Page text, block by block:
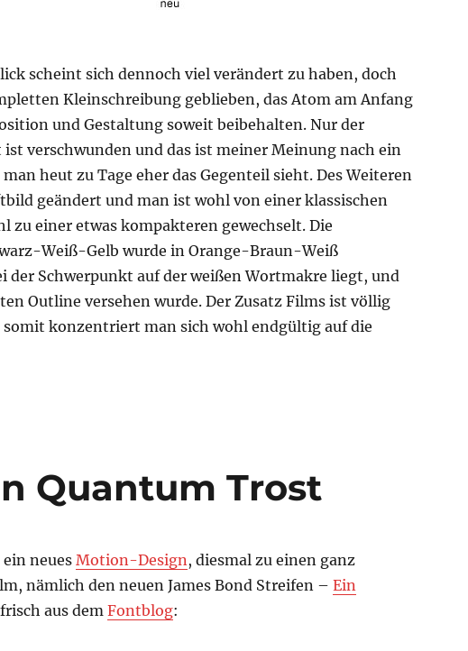
scheint sich dennoch viel verändert zu haben, doch
Kleinschreibung geblieben, das Atom am Anfang
und Gestaltung soweit beibehalten. Nur der
verschwunden und das ist meiner Meinung nach ein
heut zu Tage eher das Gegenteil sieht. Des Weiteren
geändert und man ist wohl von einer klassischen
zu einer etwas kompakteren gewechselt. Die
Weiß-Gelb wurde in Orange-Braun-Weiß
der Schwerpunkt auf der weißen Wortmakre liegt, und
Outline versehen wurde. Der Zusatz Films ist völlig
somit konzentriert man sich wohl endgültig auf die
Quantum Trost
neues Motion-Design, diesmal zu einen ganz
nämlich den neuen James Bond Streifen – Ein
aus dem Fontblog: